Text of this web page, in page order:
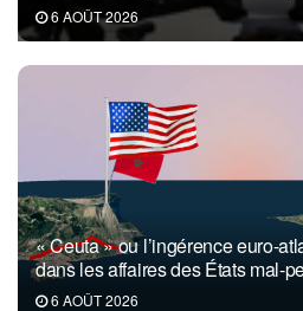
6 AOÛT 2026
« Ceuta » ou l’ingérence euro-
dans les affaires des États mal-
6 AOÛT 2026